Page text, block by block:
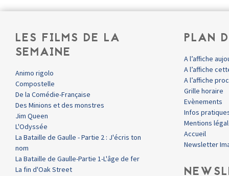
LES FILMS DE LA
SEMAINE
Animo rigolo
Compostelle
De la Comédie-Française
Des Minions et des monstres
Jim Queen
L'Odyssée
La Bataille de Gaulle - Partie 2 : J'écris ton
nom
La Bataille de Gaulle-Partie 1-L'âge de fer
La fin d'Oak Street
PLAN
A l’affiche
A l’affiche
A l’affiche
Grille horaire
Evènements
Infos
Mentions
Accueil
Newsletter